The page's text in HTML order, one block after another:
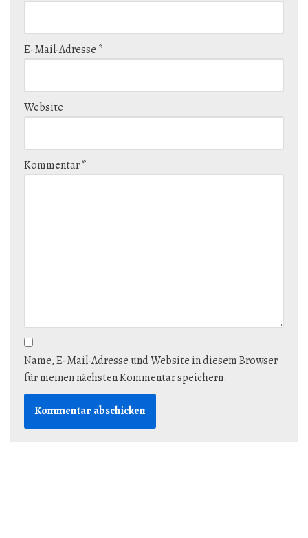
E-Mail-Adresse *
Website
Kommentar*
Name, E-Mail-Adresse und Website in diesem Browser
für meinen nächsten Kommentar speichern.